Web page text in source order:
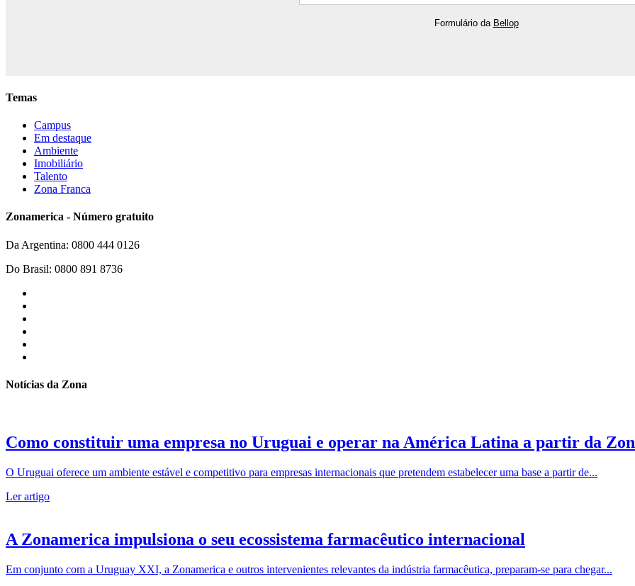
Formulário da Bellop
Temas
Campus
Em destaque
Ambiente
Imobiliário
Talento
Zona Franca
Zonamerica - Número gratuito
Da Argentina: 0800 444 0126
Do Brasil: 0800 891 8736
Notícias da Zona
Como constituir uma empresa no Uruguai e operar na América Latina a partir da
O Uruguai oferece um ambiente estável e competitivo para empresas internacionais que pretendem estabelecer uma base a partir de...
Ler artigo
A Zonamerica impulsiona o seu ecossistema farmacêutico internacional
Em conjunto com a Uruguay XXI, a Zonamerica e outros intervenientes relevantes da indústria farmacêutica, preparam-se para chegar...